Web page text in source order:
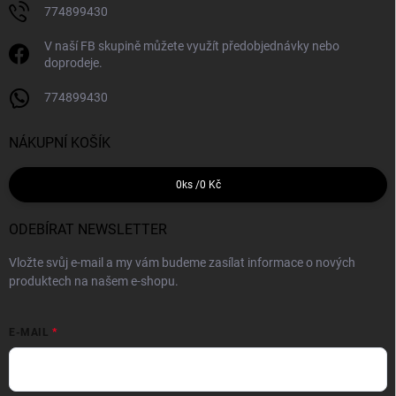
774899430
V naší FB skupině můžete využít předobjednávky nebo
doprodeje.
774899430
NÁKUPNÍ KOŠÍK
0 ks /0 Kč
ODEBÍRAT NEWSLETTER
Vložte svůj e-mail a my vám budeme zasílat informace o nových
produktech na našem e-shopu.
E-MAIL